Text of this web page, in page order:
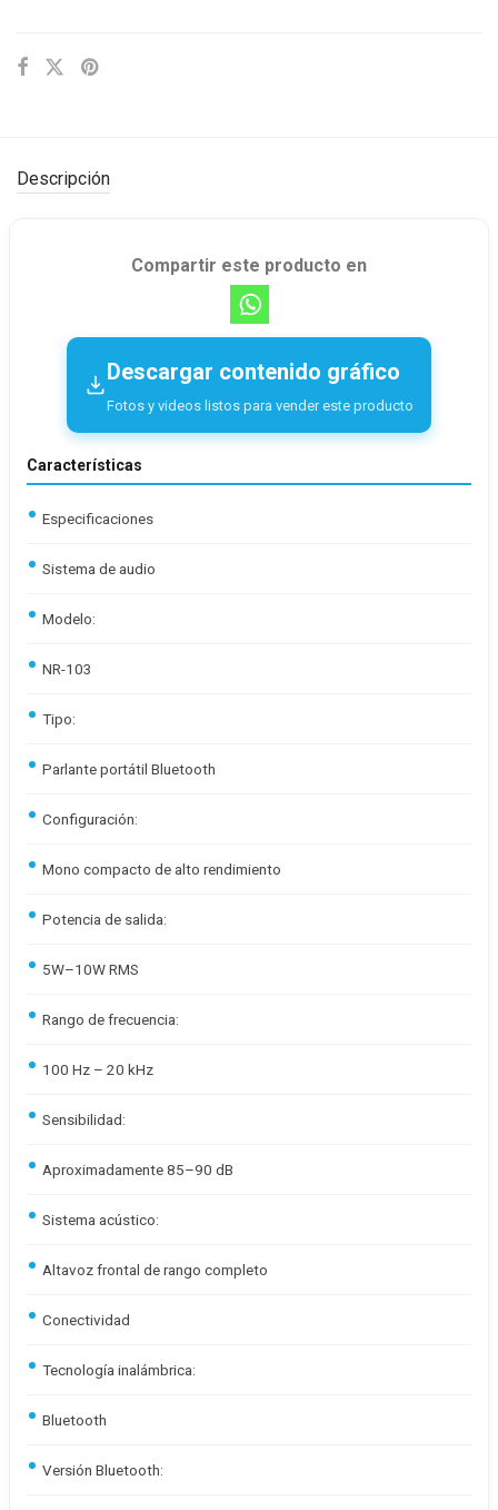
Descripción
Compartir este producto en
Descargar contenido gráfico
Fotos y videos listos para vender este producto
Características
Especificaciones
Sistema de audio
Modelo:
NR-103
Tipo:
Parlante portátil Bluetooth
Configuración:
Mono compacto de alto rendimiento
Potencia de salida:
5W–10W RMS
Rango de frecuencia:
100 Hz – 20 kHz
Sensibilidad:
Aproximadamente 85–90 dB
Sistema acústico:
Altavoz frontal de rango completo
Conectividad
Tecnología inalámbrica:
Bluetooth
Versión Bluetooth: